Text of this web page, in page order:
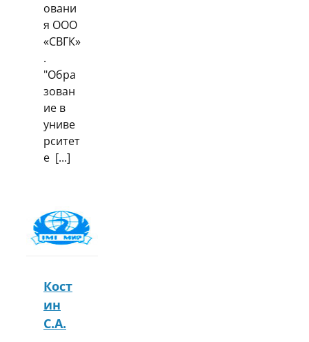
овани
я ООО
«СВГК»
.
"Обра
зован
ие в
униве
рситет
е [...]
Кост
ин
С.А.